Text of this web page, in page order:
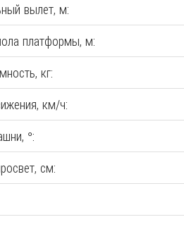
вылет, м:
платформы, м:
кг:
км/ч:
°:
см: